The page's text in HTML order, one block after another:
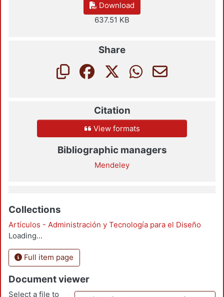
Download
637.51 KB
Share
Citation
View formats
Bibliographic managers
Mendeley
Collections
Artículos - Administración y Tecnología para el Diseño
Loading...
Full item page
Document viewer
Select a file to